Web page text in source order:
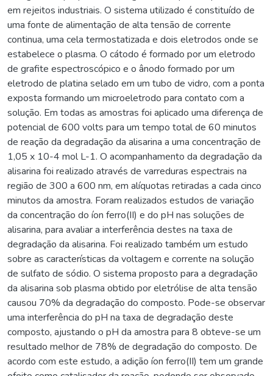
em rejeitos industriais. O sistema utilizado é constituído de
uma fonte de alimentação de alta tensão de corrente
continua, uma cela termostatizada e dois eletrodos onde se
estabelece o plasma. O cátodo é formado por um eletrodo
de grafite espectroscópico e o ânodo formado por um
eletrodo de platina selado em um tubo de vidro, com a ponta
exposta formando um microeletrodo para contato com a
solução. Em todas as amostras foi aplicado uma diferença de
potencial de 600 volts para um tempo total de 60 minutos
de reação da degradação da alisarina a uma concentração de
1,05 x 10-4 mol L-1. O acompanhamento da degradação da
alisarina foi realizado através de varreduras espectrais na
região de 300 a 600 nm, em alíquotas retiradas a cada cinco
minutos da amostra. Foram realizados estudos de variação
da concentração do íon ferro(II) e do pH nas soluções de
alisarina, para avaliar a interferência destes na taxa de
degradação da alisarina. Foi realizado também um estudo
sobre as características da voltagem e corrente na solução
de sulfato de sódio. O sistema proposto para a degradação
da alisarina sob plasma obtido por eletrólise de alta tensão
causou 70% da degradação do composto. Pode-se observar
uma interferência do pH na taxa de degradação deste
composto, ajustando o pH da amostra para 8 obteve-se um
resultado melhor de 78% de degradação do composto. De
acordo com este estudo, a adição íon ferro(II) tem um grande